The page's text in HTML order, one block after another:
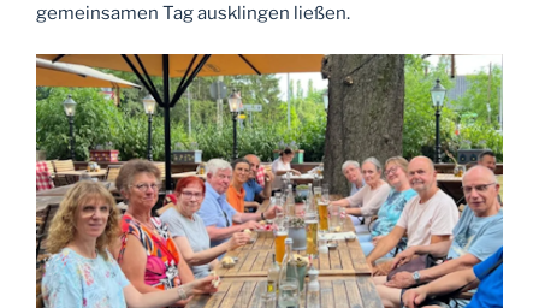
gemeinsamen Tag ausklingen ließen.